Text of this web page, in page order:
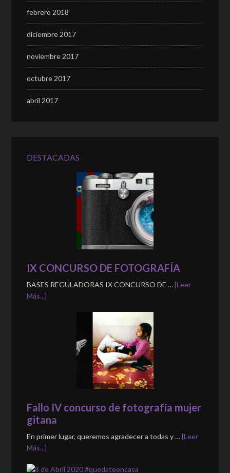
febrero 2018
diciembre 2017
noviembre 2017
octubre 2017
abril 2017
DESTACADAS
IX CONCURSO DE FOTOGRAFÍA
BASES REGULADORAS IX CONCURSO DE …[Leer
Más...]
Fallo IV concurso de fotografía mujer
gitana
En primer lugar, queremos agradecer a todas y …[Leer
Más...]